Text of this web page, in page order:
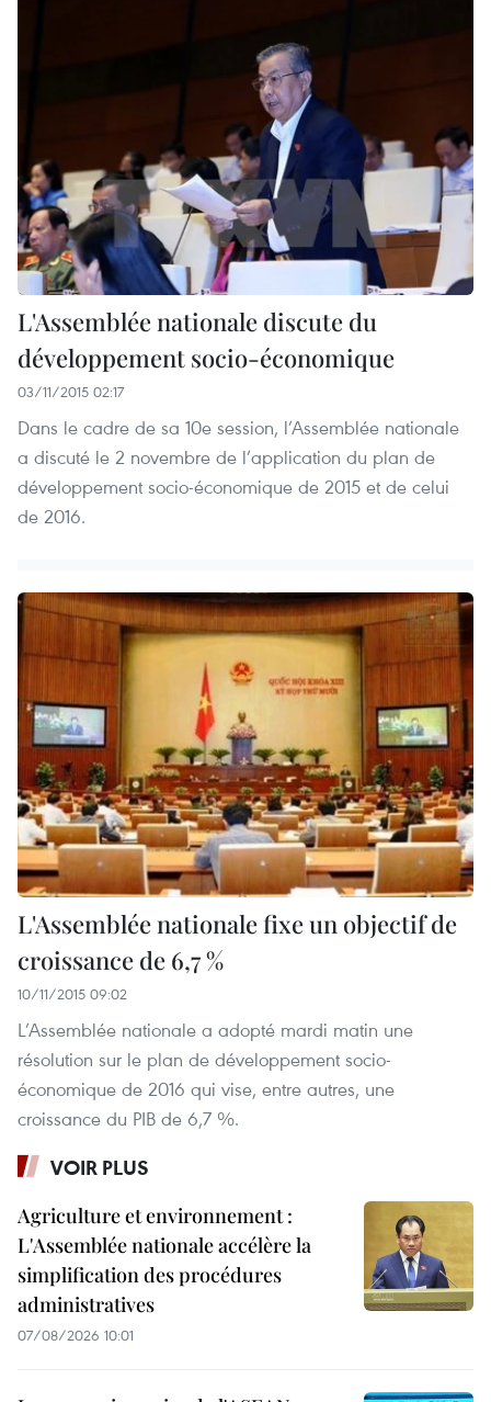
L'Assemblée nationale discute du
développement socio-économique
03/11/2015 02:17
Dans le cadre de sa 10e session, l’Assemblée nationale
a discuté le 2 novembre de l’application du plan de
développement socio-économique de 2015 et de celui
de 2016.
L'Assemblée nationale fixe un objectif de
croissance de 6,7 %
10/11/2015 09:02
L’Assemblée nationale a adopté mardi matin une
résolution sur le plan de développement socio-
économique de 2016 qui vise, entre autres, une
croissance du PIB de 6,7 %.
VOIR PLUS
Agriculture et environnement :
L'Assemblée nationale accélère la
simplification des procédures
administratives
07/08/2026 10:01